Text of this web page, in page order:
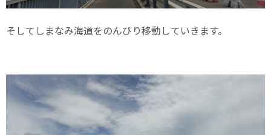
そしてしまなみ海道をのんびり移動していきます。